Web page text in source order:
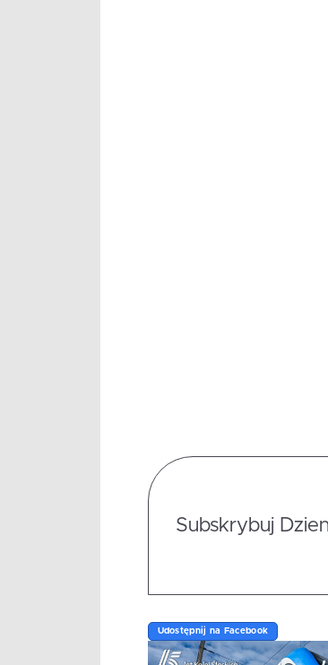
Subskrybuj
Udostępnij na Facebook